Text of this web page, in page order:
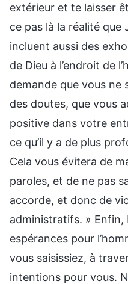
extérieur et te laisser
ce pas là la réalité que
incluent aussi des
de Dieu à l’endroit de
demande que vous ne
des doutes, que vous
positive dans votre
ce qu’il y a de plus
Cela vous évitera de
paroles, et de ne pas
accorde, et donc de
administratifs. » Enfin,
espérances pour
vous saisissiez, à
intentions pour vous.